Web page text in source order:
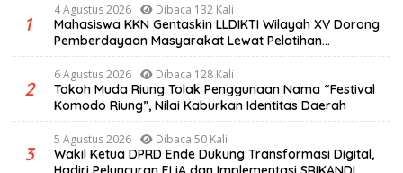
1
4 Agustus 2026 Dibaca 132 Kali
Mahasiswa KKN Gentaskin LLDIKTI Wilayah XV Dorong
Pemberdayaan Masyarakat Lewat Pelatihan
Pengolahan Hasil Alam di Desa Sisir
2
6 Agustus 2026 Dibaca 128 Kali
Tokoh Muda Riung Tolak Penggunaan Nama “Festival
Komodo Riung”, Nilai Kaburkan Identitas Daerah
3
5 Agustus 2026 Dibaca 50 Kali
Wakil Ketua DPRD Ende Dukung Transformasi Digital,